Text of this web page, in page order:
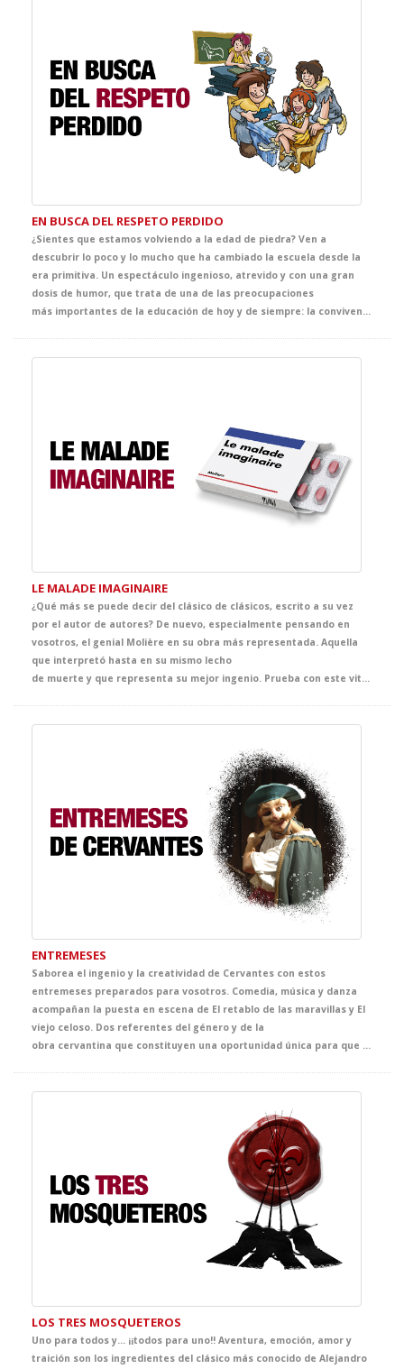
EN BUSCA DEL RESPETO PERDIDO
¿Sientes que estamos volviendo a la edad de piedra? Ven a
descubrir lo poco y lo mucho que ha cambiado la escuela desde la
era primitiva. Un espectáculo ingenioso, atrevido y con una gran
dosis de humor, que trata de una de las preocupaciones
LE MALADE IMAGINAIRE
¿Qué más se puede decir del clásico de clásicos, escrito a su vez
por el autor de autores? De nuevo, especialmente pensando en
vosotros, el genial Molière en su obra más representada. Aquella
que interpretó hasta en su mismo lecho
ENTREMESES
Saborea el ingenio y la creatividad de Cervantes con estos
entremeses preparados para vosotros. Comedia, música y danza
acompañan la puesta en escena de El retablo de las maravillas y El
viejo celoso. Dos referentes del género y de la
obra cervantina que constituyen una oportunidad única para que tus alumnos conozcan a nuestro poeta, dramaturgo y escritor más conocido y difundido. Cervantes se pone sus mejores galas para llevaros la mejor clase de literatura al teatro.
LOS TRES MOSQUETEROS
Uno para todos y... ¡¡todos para uno!! Aventura, emoción, amor y
traición son los ingredientes del clásico más conocido de Alejandro